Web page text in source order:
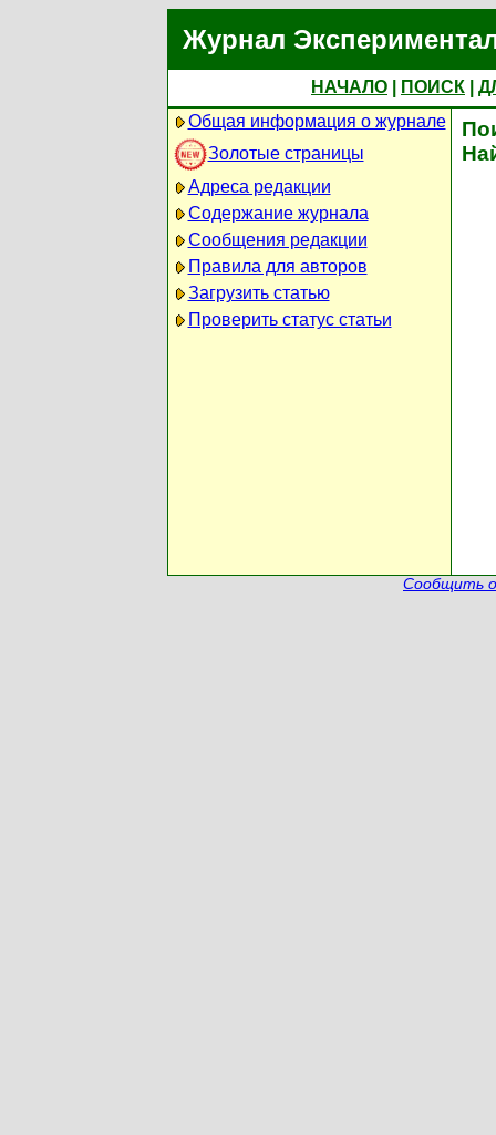
Журнал
НАЧАЛО ПОИСК
Общая информация о журнале
Золотые страницы
Адреса редакции
Содержание журнала
Сообщения редакции
Правила для авторов
Загрузить статью
Проверить статус статьи
Сообщить о